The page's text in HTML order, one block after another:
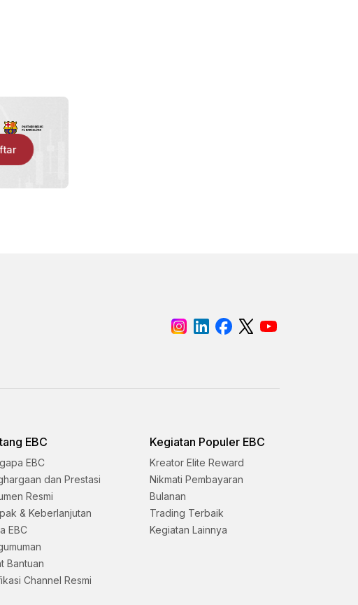
EBC
EBC
dan Prestasi
Resmi
& Keberlanjutan
EBC
Bantuan
Channel Resmi
Kegiatan Populer EBC
Kreator Elite Reward
Nikmati Pembayaran
Bulanan
Trading Terbaik
Kegiatan Lainnya